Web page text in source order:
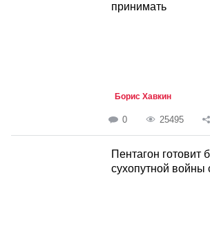
принимать
Борис Хавкин
0 25495
Пентагон готовит
сухопутной войны